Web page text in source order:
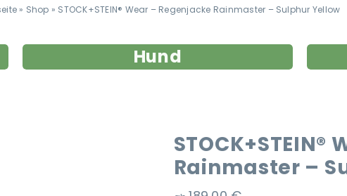
» Shop » STOCK+STEIN® Wear – Regenjacke Rainmaster – Sulphur Yellow
Hund
Rainmaster –